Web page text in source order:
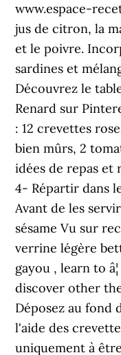
www.espace-
jus de citron, la
et le poivre.
sardines et
Découvrez le
Renard sur
: 12 crevettes
bien mûrs, 2
idées de repas et
4- Répartir dans
Avant de les
sésame Vu sur
verrine légère
gayou , learn to
discover other
Déposez au fond
l'aide des
uniquement à